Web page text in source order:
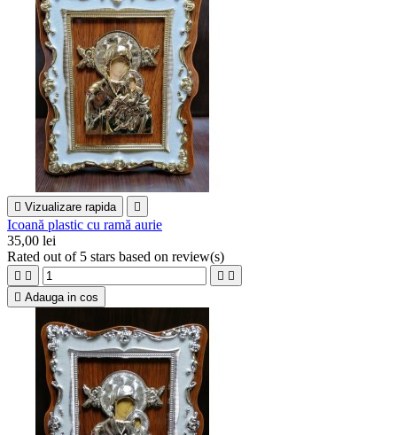
 Vizualizare rapida 
Icoană plastic cu ramă aurie
35,00 lei
Rated out of 5 stars based on review(s)
   
 Adauga in cos